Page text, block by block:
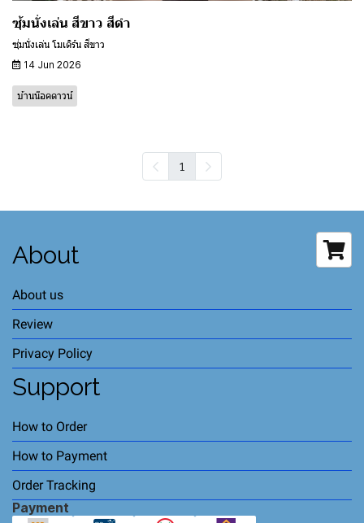
ซุ้มนั่งเล่น สีขาว สีดำ
ซุ่มนั่งเล่น โมเดิร์น สีขาว
14 Jun 2026
บ้านน๊อคดาวน์
1
About
About us
Review
Privacy Policy
Support
How to Order
How to Payment
Order Tracking
Payment